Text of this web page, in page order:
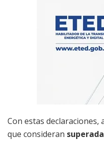
Con estas
que consideran